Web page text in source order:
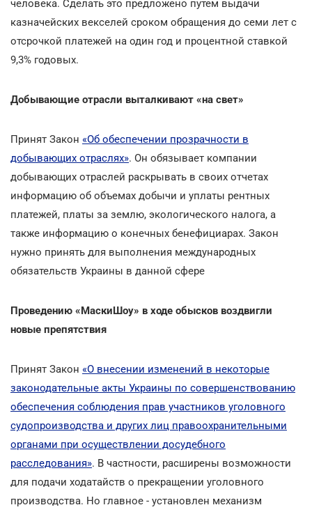
человека. Сделать это предложено путем выдачи
казначейских векселей сроком обращения до семи лет с
отсрочкой платежей на один год и процентной ставкой
9,3% годовых.
Добывающие отрасли выталкивают «на свет»
Принят Закон «Об обеспечении прозрачности в
добывающих отраслях». Он обязывает компании
добывающих отраслей раскрывать в своих отчетах
информацию об объемах добычи и уплаты рентных
платежей, платы за землю, экологического налога, а
также информацию о конечных бенефициарах. Закон
нужно принять для выполнения международных
обязательств Украины в данной сфере
Проведению «МаскиШоу» в ходе обысков воздвигли
новые препятствия
Принят Закон «О внесении изменений в некоторые
законодательные акты Украины по совершенствованию
обеспечения соблюдения прав участников уголовного
судопроизводства и других лиц правоохранительными
органами при осуществлении досудебного
расследования». В частности, расширены возможности
для подачи ходатайств о прекращении уголовного
производства. Но главное - установлен механизм